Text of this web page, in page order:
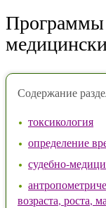
Программы
Содержание
токсикология
определение
судебно-
возраста, роста,